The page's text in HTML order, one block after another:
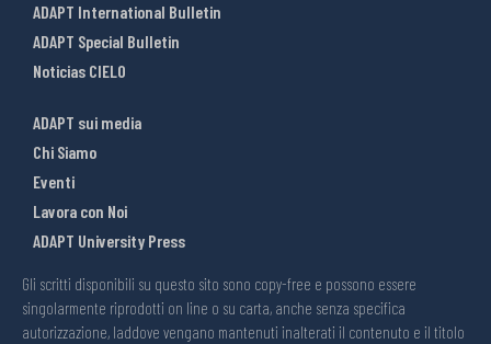
ADAPT International Bulletin
ADAPT Special Bulletin
Noticias CIELO
ADAPT sui media
Chi Siamo
Eventi
Lavora con Noi
ADAPT University Press
Gli scritti disponibili su questo sito sono copy-free e possono essere
singolarmente riprodotti on line o su carta, anche senza specifica
autorizzazione, laddove vengano mantenuti inalterati il contenuto e il titolo